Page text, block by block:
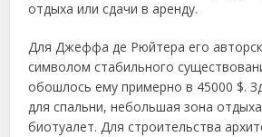
отдыха или сдачи в аренду.
Для Джеффа де Рюйтера его
символом стабильного
обошлось ему примерно в 45000 $.
для спальни, небольшая зона
биотуалет. Для строительства